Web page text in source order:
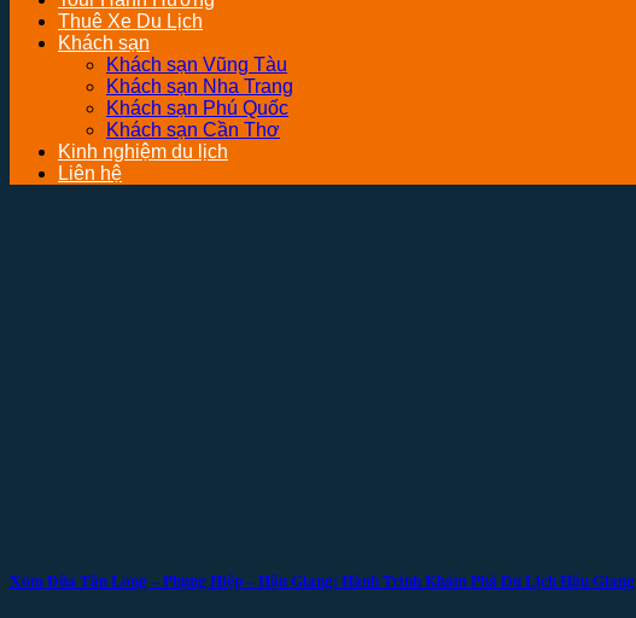
Thuê Xe Du Lịch
Khách sạn
Khách sạn Vũng Tàu
Khách sạn Nha Trang
Khách sạn Phú Quốc
Khách sạn Cần Thơ
Kinh nghiệm du lịch
Liên hệ
Xóm Đũa Tân Long – Phụng Hiệp – Hậu Giang: Hành Trình Khám Phá Du Lịch Hậu Giang